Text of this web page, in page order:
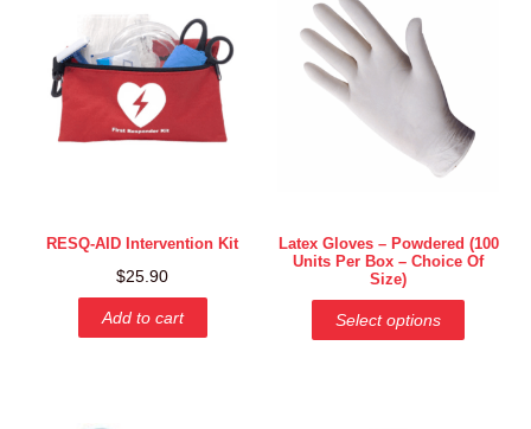
RESQ-AID Intervention Kit
$25.90
Add to cart
Latex Gloves – Powdered (100
Units Per Box – Choice Of
Size)
Select options